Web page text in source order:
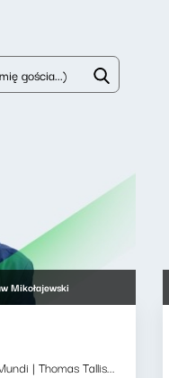
Mikołajewski
| Thomas Tallis...